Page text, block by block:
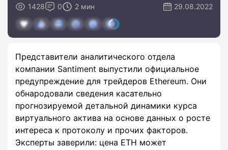
1428 0 2 мин 29.08.2022
Представители аналитического отдела
компании Santiment выпустили официальное
предупреждение для трейдеров Ethereum. Они
обнародовали сведения касательно
прогнозируемой детальной динамики курса
виртуального актива на основе данных о росте
интереса к протоколу и прочих факторов.
Эксперты заверили: цена ETH может